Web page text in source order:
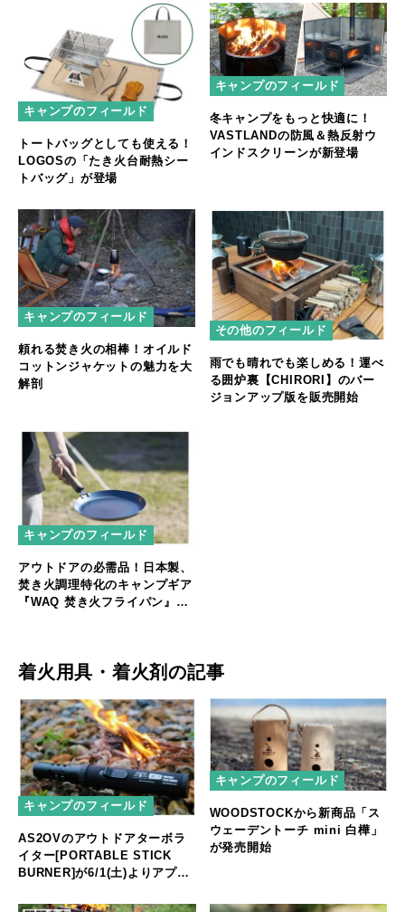
キャンプのフィールド
トートバッグとしても使える！
LOGOSの「たき火台耐熱シー
トバッグ」が登場
キャンプのフィールド
冬キャンプをもっと快適に！
VASTLANDの防風＆熱反射ウ
インドスクリーンが新登場
キャンプのフィールド
頼れる焚き火の相棒！オイルド
コットンジャケットの魅力を大
解剖
その他のフィールド
雨でも晴れでも楽しめる！運べ
る囲炉裏【CHIRORI】のバー
ジョンアップ版を販売開始
キャンプのフィールド
アウトドアの必需品！日本製、
焚き火調理特化のキャンプギア
『WAQ 焚き火フライパン』販
着火用具・着火剤の記事
キャンプのフィールド
AS2OVのアウトドアターボラ
イター[PORTABLE STICK
BURNER]が6/1(土)よりアプリ
キャンプのフィールド
WOODSTOCKから新商品「ス
ウェーデントーチ mini 白樺」
が発売開始